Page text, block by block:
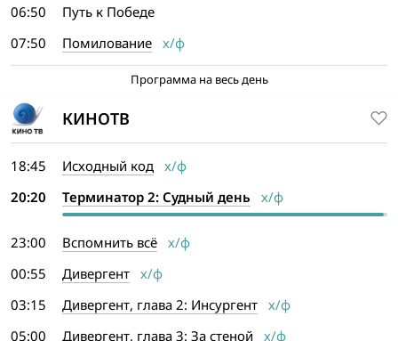
06:50
Путь к Победе
07:50
Помилование х/ф
Программа на весь день
КИНОТВ
18:45 Исходный код х/ф
20:20
Терминатор 2: Судный день х/ф
23:00 Вспомнить всё х/ф
00:55
Дивергент х/ф
03:15
Дивергент, глава 2: Инсургент х/ф
05:00
Дивергент, глава 3: За стеной х/ф